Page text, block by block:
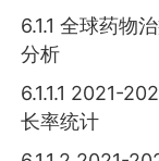
6.1.1 全球药物
分析
6.1.1.1 2021-
长率统计